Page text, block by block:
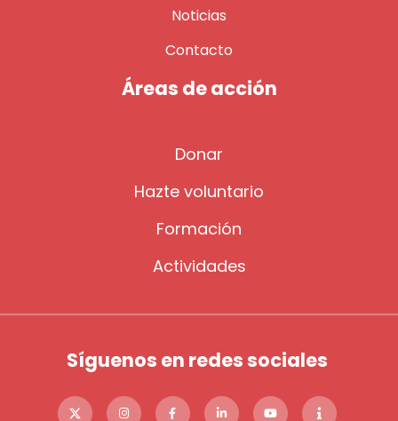
Noticias
Contacto
Áreas de acción
Donar
Hazte voluntario
Formación
Actividades
Síguenos en redes sociales